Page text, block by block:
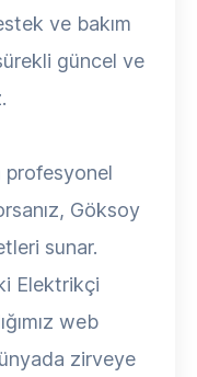
ve bakım
güncel ve
profesyonel
Göksoy
sunar.
Elektrikçi
web
zirveye